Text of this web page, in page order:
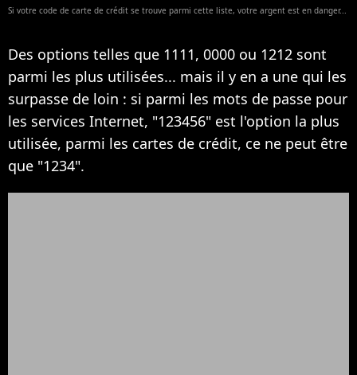
Si votre code de carte de crédit se trouve parmi cette liste, votre argent est en danger...
Des options telles que 1111, 0000 ou 1212 sont
parmi les plus utilisées... mais il y en a une qui les
surpasse de loin : si parmi les mots de passe pour
les services Internet, "123456" est l'option la plus
utilisée, parmi les cartes de crédit, ce ne peut être
que "1234".